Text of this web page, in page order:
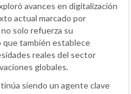
avances en digitalización
actual marcado por
solo refuerza su
también establece
reales del sector
globales.
siendo un agente clave